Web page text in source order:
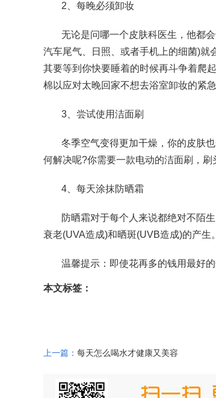
2、每晚必须卸妆
无论是问哪一个皮肤科医生，他都
汽车尾气、日照、或者手机上的细菌)就
其要等到你快要睡着的时候再斗争着爬
棉以应对太晚回家不想去浴室卸妆的紧急
3、尝试使用洁面刷
冬季空气变得更加干燥，你的皮肤
何解决呢?你需要一款电动的洁面刷，刷
4、每天涂抹防晒霜
防晒霜对于每个人来说都绝对不陌
衰老(UVA造成)和晒斑(UVB造成)的产生。
温馨提示：即使花再多的钱用最好
本文标签：
上一篇： 每天怎么喝水才健康又美容